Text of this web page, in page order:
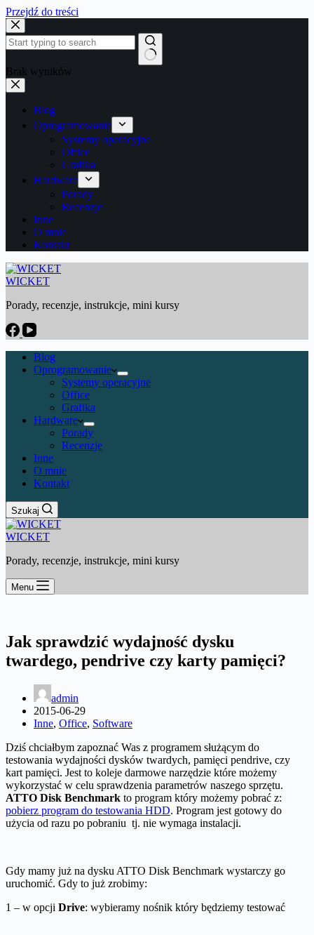
Przejdź do treści
Brak wyników
Blog
Oprogramowanie
Systemy operacyjne
Office
Grafika
Hardware
Porady
Recenzje
Inne
O mnie
Kontakt
WICKET
Porady, recenzje, instrukcje, mini kursy
Blog
Oprogramowanie
Systemy operacyjne
Office
Grafika
Hardware
Porady
Recenzje
Inne
O mnie
Kontakt
Szukaj
WICKET
Porady, recenzje, instrukcje, mini kursy
Menu
Jak sprawdzić wydajność dysku
twardego, pendrive czy karty pamięci?
admin
2015-06-29
Inne, Office, Software
Dziś chciałbym zapoznać Was z programem służącym do
testowania wydajności dysków twardych, pamięci pendrive, czy
kart pamięci. Jest to koleje darmowe narzędzie które możemy
wykorzystać w celu sprawdzenia parametrów naszego sprzętu.
ATTO Disk Benchmark to program który możemy pobrać z:
pobierz program do testowania HDD. Program jest gotowy do
użycia od razu po pobraniu tj. nie wymaga instalacji.
Gdy mamy już na dysku ATTO Disk Benchmark wystarczy go
uruchomić. Gdy to już zrobimy:
1 – w opcji Drive: wybieramy nośnik który będziemy testować